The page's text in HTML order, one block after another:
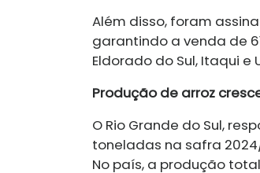
Além disso, foram
garantindo a venda de
Eldorado do Sul, Itaqui e
Produção de arroz
O Rio Grande do Sul,
toneladas na safra
No país, a produção